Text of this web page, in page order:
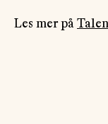
Les mer på